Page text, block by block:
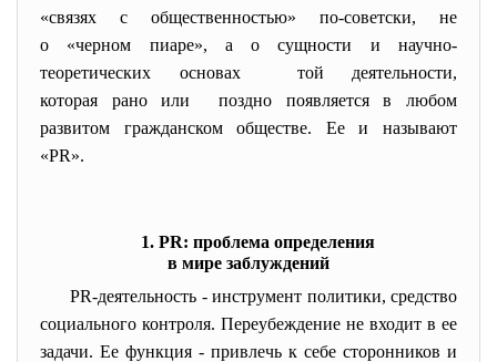
«связях с общественностью» по-советски, не
о «черном пиаре», а о сущности и научно-
теоретических основах той деятельности,
которая рано или поздно появляется в любом
развитом гражданском обществе. Ее и называют
«PR».
1. PR: проблема определения
в мире заблуждений
PR-деятельность - инструмент политики, средство
социального контроля. Переубеждение не входит в ее
задачи. Ее функция - привлечь к себе сторонников и